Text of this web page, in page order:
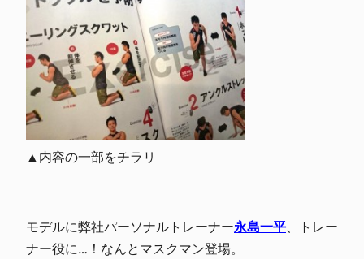
▲内容の一部をチラリ
モデルに弊社パーソナルトレーナー永島一平、トレー
ナー役に…！なんとマスクマン登場。